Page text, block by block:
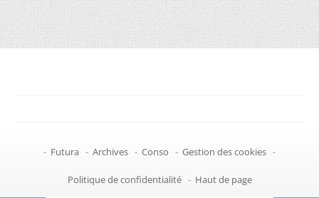
- Futura - Archives - Conso - Gestion des cookies -
Politique de confidentialité - Haut de page